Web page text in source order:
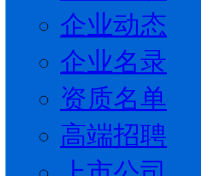
企业动态
企业名录
资质名单
高端招聘